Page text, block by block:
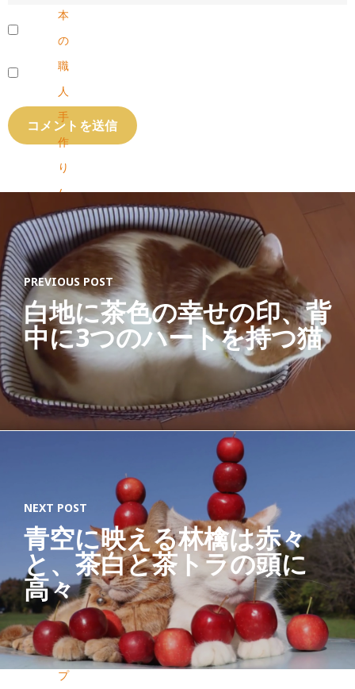
本
の
職
人
手
作
り
/
国
産
ラ
ッ
ピ
ン
グ
包
キ
ャ
ッ
ト
ニ
ッ
プ
PREVIOUS POST
白地に茶色の幸せの印、背
中に3つのハートを持つ猫
NEXT POST
青空に映える林檎は赤々
と、茶白と茶トラの頭に
高々